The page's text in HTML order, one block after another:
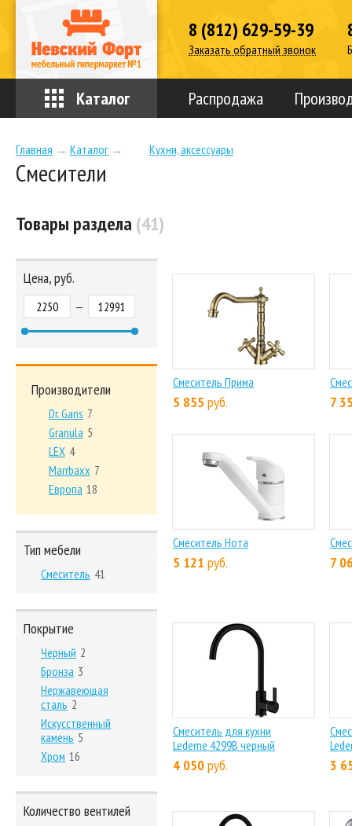
8 (812) 629-59-39
Заказать обратный звонок
Каталог Распродажа
Главная → Каталог → Кухни, аксессуары
Смесители
Товары раздела(41)
Смеситель Прима
5 855 руб. 7
Смеситель Нота
5 121 руб. 7
Смеситель для кухни
Ledeme 4299B черный
4 050руб. 3
Цена, руб.
—
Производители
Dr. Gans 7
Granula 5
LEX 4
Marrbaxx 7
Европа 18
Тип мебели
Смеситель 41
Покрытие
Черный 2
Бронза 3
Нержавеющая
сталь 2
Искусственный
камень 5
Хром 16
Количество вентилей